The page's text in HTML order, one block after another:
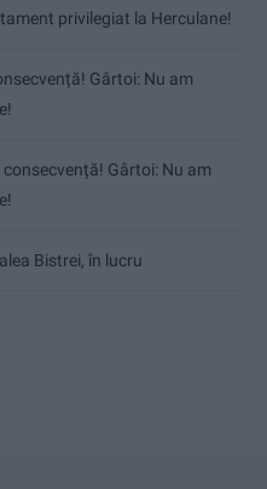
privilegiat la Herculane!
Gârtoi: Nu am
consecvență! Gârtoi: Nu am
Bistrei, în lucru